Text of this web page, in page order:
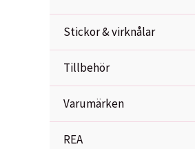
Stickor & virknålar
Tillbehör
Varumärken
REA